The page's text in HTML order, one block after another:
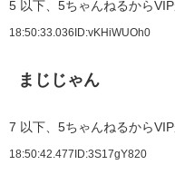
5 以下、5ちゃんねるから
18:50:33.036 ID:vKHiWUOh0
まじじゃん
7 以下、5ちゃんねるから
18:50:42.477 ID:3S17gY820